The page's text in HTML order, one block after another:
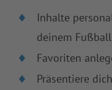
Inhalte
deinem
Favoriten
Präsentiere